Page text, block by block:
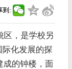
到:
区，是学校另
化发展的探
成的钟楼，面